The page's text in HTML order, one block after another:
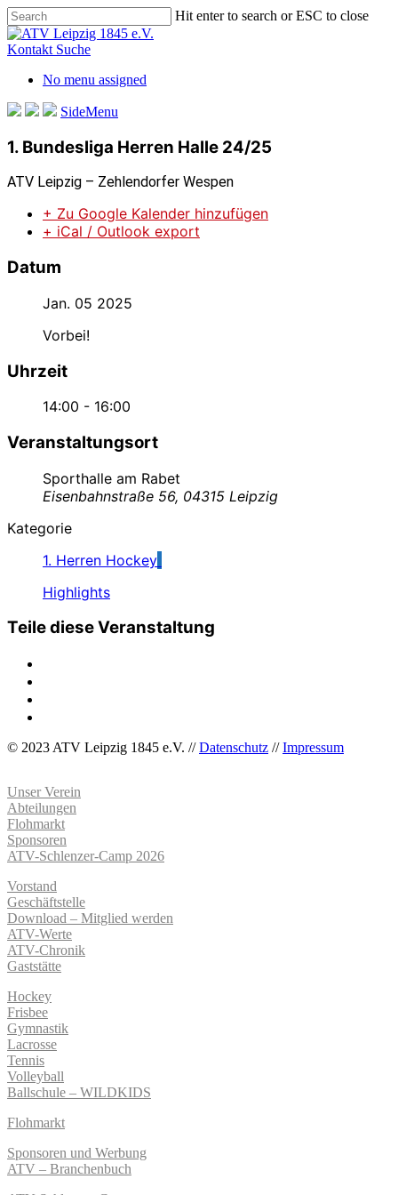
Skip
to
main
Hit enter to search or ESC to close
Close
Search
Kontakt Suche
No menu assigned
SideMenu
1. Bundesliga Herren Halle 24/25
ATV Leipzig – Zehlendorfer Wespen
+ Zu Google Kalender hinzufügen
+ iCal / Outlook export
Datum
Jan. 05 2025
Vorbei!
Uhrzeit
14:00 - 16:00
Veranstaltungsort
Sporthalle am Rabet
Eisenbahnstraße 56, 04315 Leipzig
Kategorie
1. Herren Hockey
Highlights
Teile diese Veranstaltung
© 2023 ATV Leipzig 1845 e.V. //Datenschutz //Impressum
Unser Verein
Abteilungen
Flohmarkt
Sponsoren
ATV-Schlenzer-Camp 2026
Vorstand
Geschäftstelle
Download – Mitglied werden
ATV-Werte
ATV-Chronik
Gaststätte
Hockey
Frisbee
Gymnastik
Lacrosse
Tennis
Volleyball
Ballschule – WILDKIDS
Flohmarkt
Sponsoren und Werbung
ATV – Branchenbuch